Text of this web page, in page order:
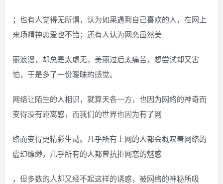
；也有人觉得无所谓，认为如果遇到自己喜欢的人，在网上
来场精神恋爱也不错；还有人认为网恋虽然美
丽浪漫，却总是太虚无，美丽过后太痛苦，想尝试却又害
怕，于是多了一份暧昧的感觉。
网络让陌生的人相识，就算天各一方，也因为网络的神奇而
变得没有距离感，而我们的世界也因为有了网
络而变得更精彩生动。几乎所有上网的人都会概叹着网络的
虚幻缥缈，几乎所有的人都曾抗拒网恋的魅惑
，但多数的人却又经不起这样的诱惑，被网络的神秘所吸